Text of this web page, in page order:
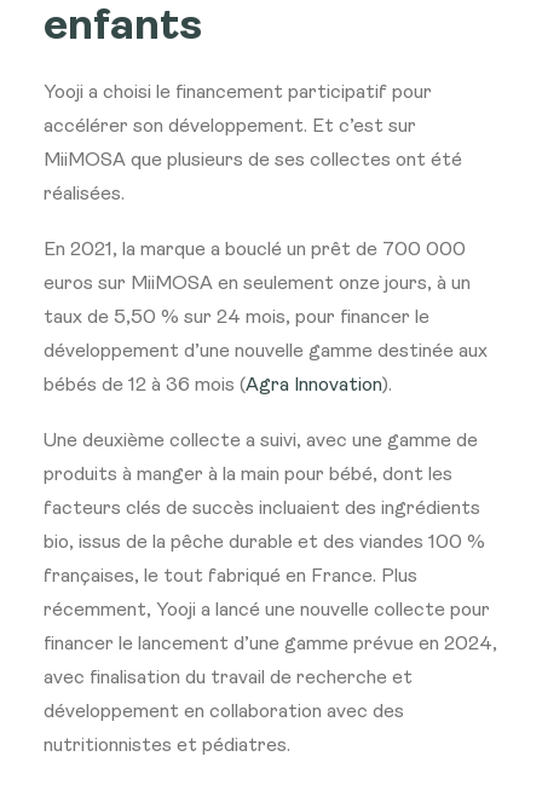
enfants
Yooji a choisi le financement participatif pour
accélérer son développement. Et c’est sur
MiiMOSA que plusieurs de ses collectes ont été
réalisées.
En 2021, la marque a bouclé un prêt de 700 000
euros sur MiiMOSA en seulement onze jours, à un
taux de 5,50 % sur 24 mois, pour financer le
développement d’une nouvelle gamme destinée aux
bébés de 12 à 36 mois (Agra Innovation).
Une deuxième collecte a suivi, avec une gamme de
produits à manger à la main pour bébé, dont les
facteurs clés de succès incluaient des ingrédients
bio, issus de la pêche durable et des viandes 100 %
françaises, le tout fabriqué en France. Plus
récemment, Yooji a lancé une nouvelle collecte pour
financer le lancement d’une gamme prévue en 2024,
avec finalisation du travail de recherche et
développement en collaboration avec des
nutritionnistes et pédiatres.